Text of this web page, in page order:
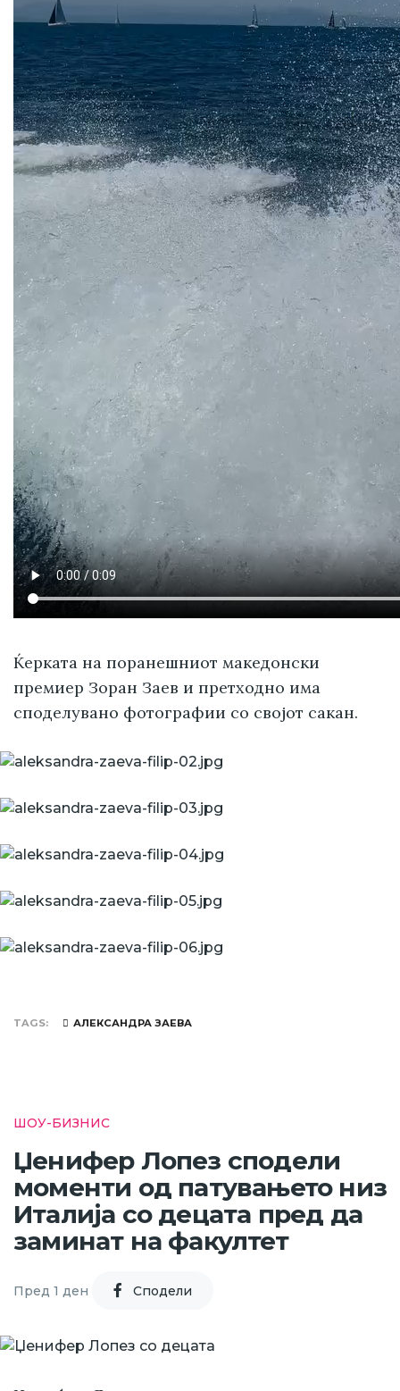
Ќерката на поранешниот македонски
премиер Зоран Заев и претходно има
споделувано фотографии со својот сакан.
TAGS АЛЕКСАНДРА ЗАЕВА
ШОУ-БИЗНИС
Џенифер Лопез сподели
моменти од патувањето низ
Италија со децата пред да
заминат на факултет
Пред 1 ден Cподели